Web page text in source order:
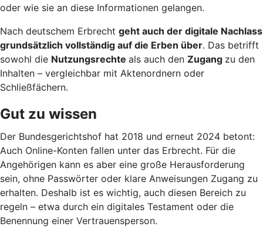
oder wie sie an diese Informationen gelangen.
Nach deutschem Erbrecht geht auch der digitale Nachlass
grundsätzlich vollständig auf die Erben über. Das betrifft
sowohl die Nutzungsrechte als auch den Zugang zu den
Inhalten – vergleichbar mit Aktenordnern oder
Schließfächern.
Gut zu wissen
Der Bundesgerichtshof hat 2018 und erneut 2024 betont:
Auch Online-Konten fallen unter das Erbrecht. Für die
Angehörigen kann es aber eine große Herausforderung
sein, ohne Passwörter oder klare Anweisungen Zugang zu
erhalten. Deshalb ist es wichtig, auch diesen Bereich zu
regeln – etwa durch ein digitales Testament oder die
Benennung einer Vertrauensperson.